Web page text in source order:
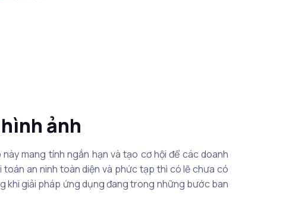
ảnh
mang tính ngắn hạn và tạo cơ hội để các doanh
an ninh toàn diện và phức tạp thì có lẽ chưa có
khi giải pháp ứng dụng đang trong những bước ban